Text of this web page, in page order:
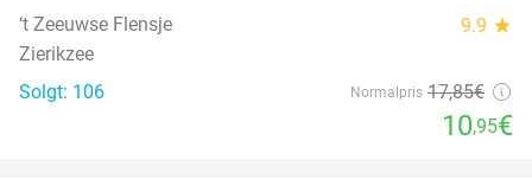
‘t Zeeuwse Flensje 9.9 star
Zierikzee
Solgt: 106
Normalpris 17,85€
10,95€